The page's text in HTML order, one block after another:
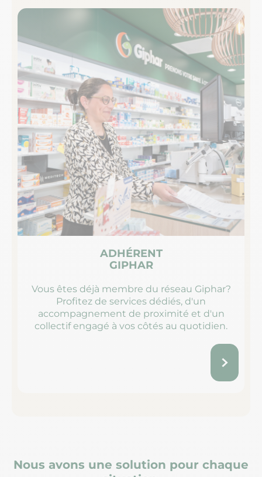
ADHÉRENT
GIPHAR
Vous êtes déjà membre du réseau Giphar?
Profitez de services dédiés, d'un
accompagnement de proximité et d'un
collectif engagé à vos côtés au quotidien.
Nous avons une solution pour chaque